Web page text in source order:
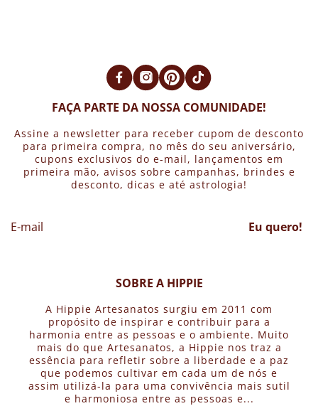
FAÇA PARTE DA NOSSA COMUNIDADE!
Assine a newsletter para receber cupom de desconto
para primeira compra, no mês do seu aniversário,
cupons exclusivos do e-mail, lançamentos em
primeira mão, avisos sobre campanhas, brindes e
desconto, dicas e até astrologia!
Eu quero!
SOBRE A HIPPIE
A Hippie Artesanatos surgiu em 2011 com
propósito de inspirar e contribuir para a
harmonia entre as pessoas e o ambiente. Muito
mais do que Artesanatos, a Hippie nos traz a
essência para refletir sobre a liberdade e a paz
que podemos cultivar em cada um de nós e
assim utilizá-la para uma convivência mais sutil
e harmoniosa entre as pessoas e...